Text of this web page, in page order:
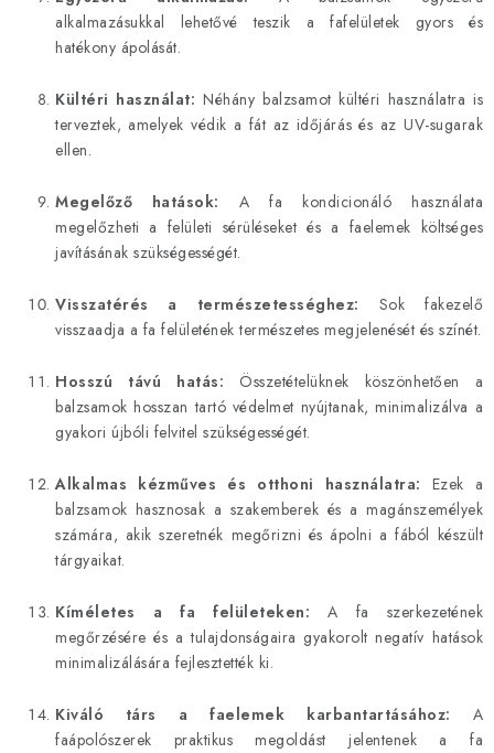
alkalmazásukkal lehetővé teszik a fafelületek gyors és
hatékony ápolását.
Kültéri használat: Néhány balzsamot kültéri használatra is
terveztek, amelyek védik a fát az időjárás és az UV-sugarak
ellen.
Megelőző hatások: A fa kondicionáló használata
megelőzheti a felületi sérüléseket és a faelemek költséges
javításának szükségességét.
Visszatérés a természetességhez: Sok fakezelő
visszaadja a fa felületének természetes megjelenését és színét.
Hosszú távú hatás: Összetételüknek köszönhetően a
balzsamok hosszan tartó védelmet nyújtanak, minimalizálva a
gyakori újbóli felvitel szükségességét.
Alkalmas kézműves és otthoni használatra: Ezek a
balzsamok hasznosak a szakemberek és a magánszemélyek
számára, akik szeretnék megőrizni és ápolni a fából készült
tárgyaikat.
Kíméletes a fa felületeken: A fa szerkezetének
megőrzésére és a tulajdonságaira gyakorolt negatív hatások
minimalizálására fejlesztették ki.
Kiváló társ a faelemek karbantartásához: A
faápolószerek praktikus megoldást jelentenek a fa